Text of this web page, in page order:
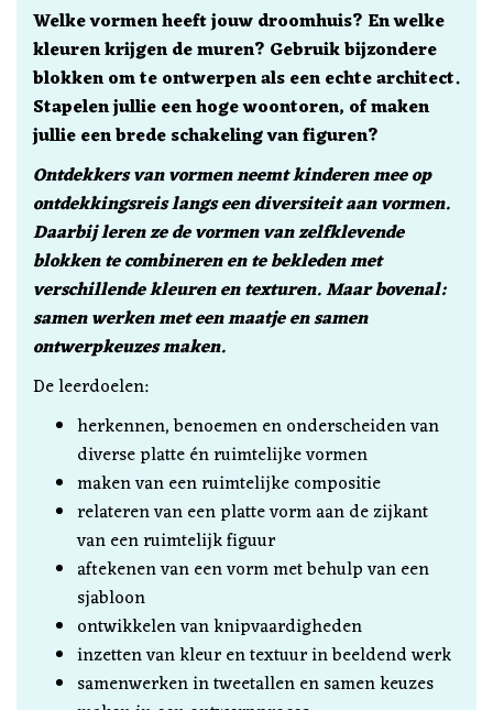
Welke vormen heeft jouw droomhuis? En welke
kleuren krijgen de muren? Gebruik bijzondere
blokken om te ontwerpen als een echte architect.
Stapelen jullie een hoge woontoren, of maken
jullie een brede schakeling van figuren?
Ontdekkers van vormen neemt kinderen mee op
ontdekkingsreis langs een diversiteit aan vormen.
Daarbij leren ze de vormen van zelfklevende
blokken te combineren en te bekleden met
verschillende kleuren en texturen. Maar bovenal:
samen werken met een maatje en samen
ontwerpkeuzes maken.
De leerdoelen:
herkennen, benoemen en onderscheiden van
diverse platte én ruimtelijke vormen
maken van een ruimtelijke compositie
relateren van een platte vorm aan de zijkant
van een ruimtelijk figuur
aftekenen van een vorm met behulp van een
sjabloon
ontwikkelen van knipvaardigheden
inzetten van kleur en textuur in beeldend werk
samenwerken in tweetallen en samen keuzes